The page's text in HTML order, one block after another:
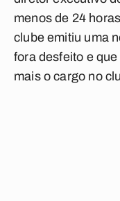
menos de 24
clube emitiu uma
fora desfeito e
mais o cargo no